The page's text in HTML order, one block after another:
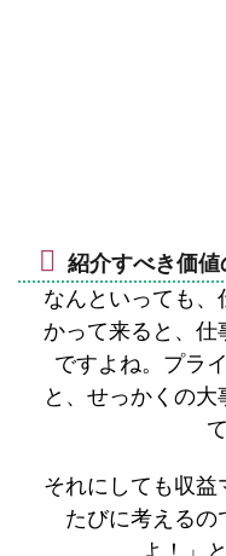
紹介すべき価
なんといっても
かって来ると、仕
ですよね。プラ
と、せっかくの
それにしても収益
たびに考えるの
よ！」